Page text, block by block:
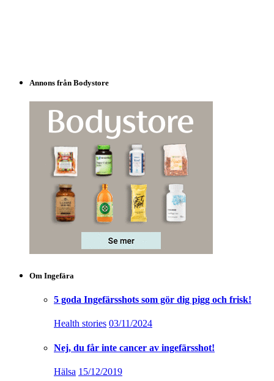
Annons från Bodystore
Om Ingefära
5 goda Ingefärsshots som gör dig pigg och frisk!
Health stories 03/11/2024
Nej, du får inte cancer av ingefärsshot!
Hälsa 15/12/2019